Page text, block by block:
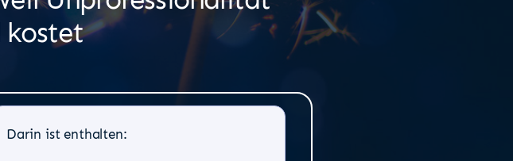
kostet
Darin ist enthalten: